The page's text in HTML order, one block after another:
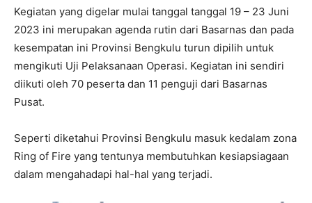
Kegiatan yang digelar mulai tanggal tanggal 19 – 23 Juni
2023 ini merupakan agenda rutin dari Basarnas dan pada
kesempatan ini Provinsi Bengkulu turun dipilih untuk
mengikuti Uji Pelaksanaan Operasi. Kegiatan ini sendiri
diikuti oleh 70 peserta dan 11 penguji dari Basarnas
Pusat.
Seperti diketahui Provinsi Bengkulu masuk kedalam zona
Ring of Fire yang tentunya membutuhkan kesiapsiagaan
dalam mengahadapi hal-hal yang terjadi.